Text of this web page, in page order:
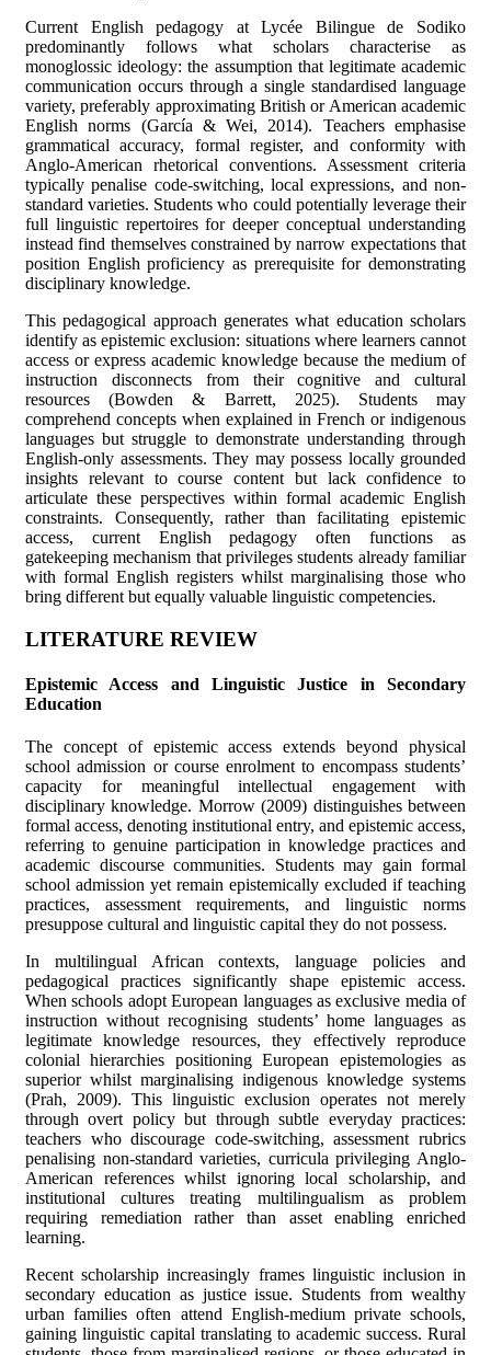
Current English pedagogy at Lycée Bilingue de Sodiko
predominantly follows what scholars characterise as
monoglossic ideology: the assumption that legitimate academic
communication occurs through a single standardised language
variety, preferably approximating British or American academic
English norms (García & Wei, 2014). Teachers emphasise
grammatical accuracy, formal register, and conformity with
Anglo-American rhetorical conventions. Assessment criteria
typically penalise code-switching, local expressions, and non-
standard varieties. Students who could potentially leverage their
full linguistic repertoires for deeper conceptual understanding
instead find themselves constrained by narrow expectations that
position English proficiency as prerequisite for demonstrating
disciplinary knowledge.
This pedagogical approach generates what education scholars
identify as epistemic exclusion: situations where learners cannot
access or express academic knowledge because the medium of
instruction disconnects from their cognitive and cultural
resources (Bowden & Barrett, 2025). Students may
comprehend concepts when explained in French or indigenous
languages but struggle to demonstrate understanding through
English-only assessments. They may possess locally grounded
insights relevant to course content but lack confidence to
articulate these perspectives within formal academic English
constraints. Consequently, rather than facilitating epistemic
access, current English pedagogy often functions as
gatekeeping mechanism that privileges students already familiar
with formal English registers whilst marginalising those who
bring different but equally valuable linguistic competencies.
LITERATURE REVIEW
Epistemic Access and Linguistic Justice in Secondary
Education
The concept of epistemic access extends beyond physical
school admission or course enrolment to encompass students’
capacity for meaningful intellectual engagement with
disciplinary knowledge. Morrow (2009) distinguishes between
formal access, denoting institutional entry, and epistemic access,
referring to genuine participation in knowledge practices and
academic discourse communities. Students may gain formal
school admission yet remain epistemically excluded if teaching
practices, assessment requirements, and linguistic norms
presuppose cultural and linguistic capital they do not possess.
In multilingual African contexts, language policies and
pedagogical practices significantly shape epistemic access.
When schools adopt European languages as exclusive media of
instruction without recognising students’ home languages as
legitimate knowledge resources, they effectively reproduce
colonial hierarchies positioning European epistemologies as
superior whilst marginalising indigenous knowledge systems
(Prah, 2009). This linguistic exclusion operates not merely
through overt policy but through subtle everyday practices:
teachers who discourage code-switching, assessment rubrics
penalising non-standard varieties, curricula privileging Anglo-
American references whilst ignoring local scholarship, and
institutional cultures treating multilingualism as problem
requiring remediation rather than asset enabling enriched
learning.
Recent scholarship increasingly frames linguistic inclusion in
secondary education as justice issue. Students from wealthy
urban families often attend English-medium private schools,
gaining linguistic capital translating to academic success. Rural